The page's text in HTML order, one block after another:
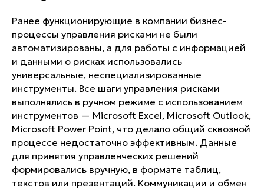
Ранее функционирующие в компании бизнес-
процессы управления рисками не были
автоматизированы, а для работы с информацией
и данными о рисках использовались
универсальные, неспециализированные
инструменты. Все шаги управления рисками
выполнялись в ручном режиме с использованием
инструментов — Microsoft Excel, Microsoft Outlook,
Microsoft Power Point, что делало общий сквозной
процессе недостаточно эффективным. Данные
для принятия управленческих решений
формировались вручную, в формате таблиц,
текстов или презентаций. Коммуникации и обмен